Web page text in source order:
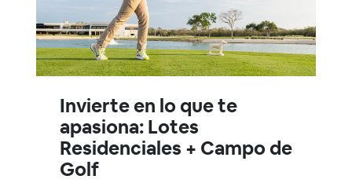
Invierte en lo que te
apasiona: Lotes
Residenciales + Campo de
Golf